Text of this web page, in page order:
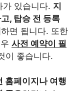
가 있습니다. 지
, 탑승 전 등록
하면 됩니다. 또한
사전 예약이 필
이 좋습니다.
홈페이지나 여행